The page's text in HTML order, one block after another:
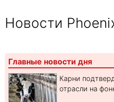
Новости
Главные новости дня
Карни
отрасли на